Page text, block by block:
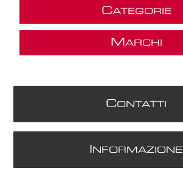
CATEGORIE
M ARCHI
CONTATTI
NFORMAZIONE